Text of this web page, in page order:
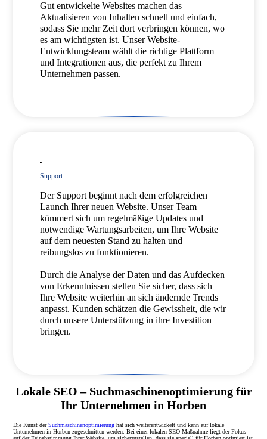
Gut entwickelte Websites machen das
Aktualisieren von Inhalten schnell und einfach,
sodass Sie mehr Zeit dort verbringen können, wo
es am wichtigsten ist. Unser Website-
Entwicklungsteam wählt die richtige Plattform
und Integrationen aus, die perfekt zu Ihrem
Unternehmen passen.
Support
Der Support beginnt nach dem erfolgreichen
Launch Ihrer neuen Website. Unser Team
kümmert sich um regelmäßige Updates und
notwendige Wartungsarbeiten, um Ihre Website
auf dem neuesten Stand zu halten und
reibungslos zu funktionieren.
Durch die Analyse der Daten und das Aufdecken
von Erkenntnissen stellen Sie sicher, dass sich
Ihre Website weiterhin an sich ändernde Trends
anpasst. Kunden schätzen die Gewissheit, die wir
durch unsere Unterstützung in ihre Investition
bringen.
Lokale SEO – Suchmaschinenoptimierung für
Ihr Unternehmen in Horben
Die Kunst derSuchmaschinenoptimierunghat sich weiterentwickelt und kann auf lokale
Unternehmen in Horben zugeschnitten werden. Bei einer lokalen SEO-Maßnahme liegt der Fokus